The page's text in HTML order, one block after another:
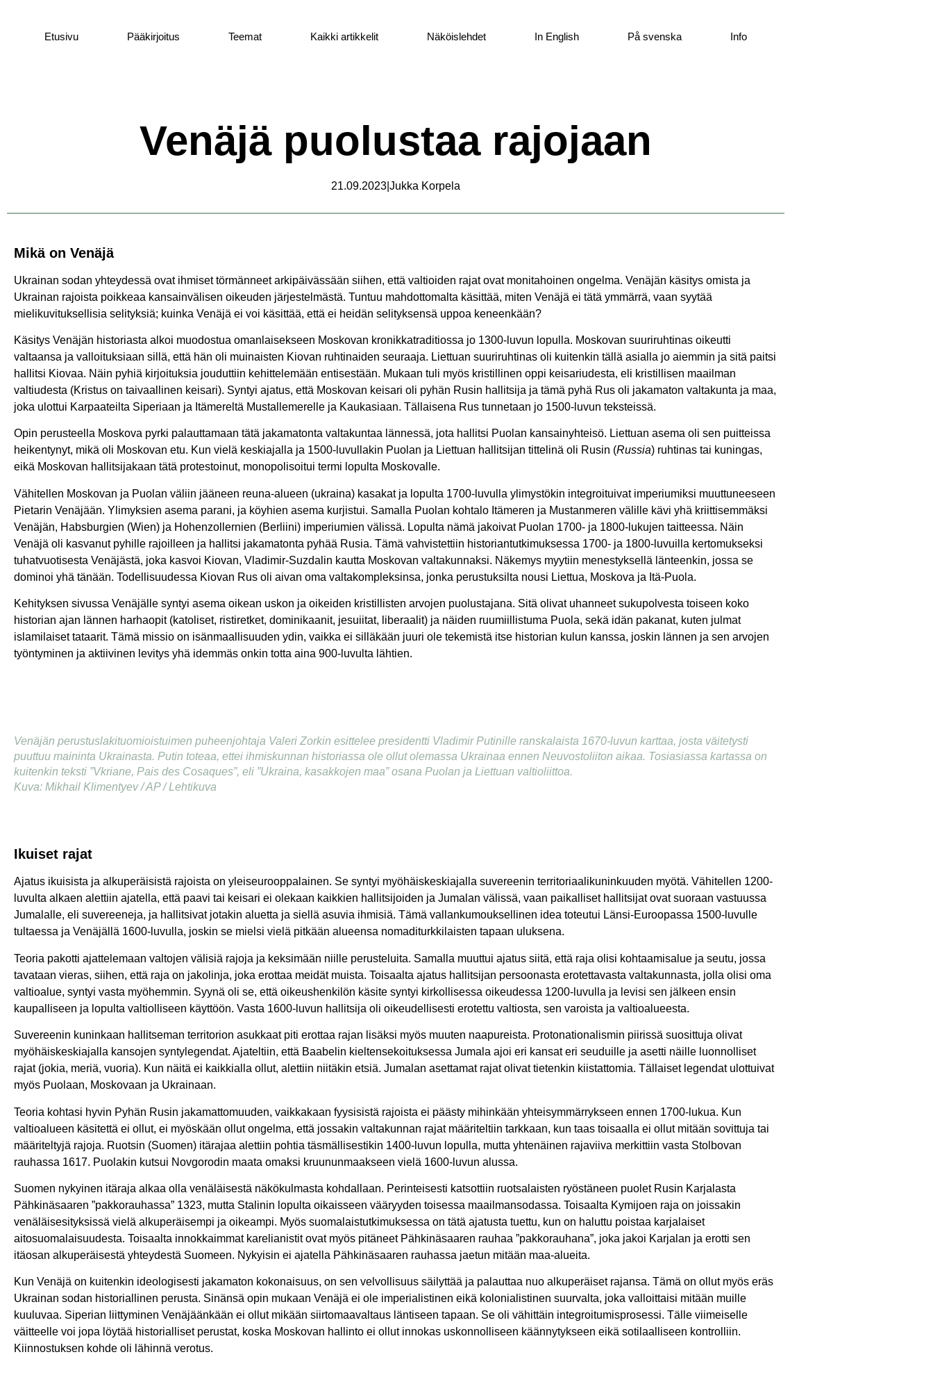
Etusivu Pääkirjoitus Teemat Kaikki artikkelit Näköislehdet In English På svenska Info
Venäjä puolustaa rajojaan
21.09.2023 Jukka Korpela
Mikä on Venäjä
Ukrainan sodan yhteydessä ovat ihmiset törmänneet arkipäivässään siihen, että valtioiden rajat ovat monitahoinen ongelma. Venäjän käsitys omista ja
Ukrainan rajoista poikkeaa kansainvälisen oikeuden järjestelmästä. Tuntuu mahdottomalta käsittää, miten Venäjä ei tätä ymmärrä, vaan syytää
mielikuvituksellisia selityksiä; kuinka Venäjä ei voi käsittää, että ei heidän selityksensä uppoa keneenkään?
Käsitys Venäjän historiasta alkoi muodostua omanlaisekseen Moskovan kronikkatraditiossa jo 1300-luvun lopulla. Moskovan suuriruhtinas oikeutti
valtaansa ja valloituksiaan sillä, että hän oli muinaisten Kiovan ruhtinaiden seuraaja. Liettuan suuriruhtinas oli kuitenkin tällä asialla jo aiemmin ja sitä paitsi
hallitsi Kiovaa. Näin pyhiä kirjoituksia jouduttiin kehittelemään entisestään. Mukaan tuli myös kristillinen oppi keisariudesta, eli kristillisen maailman
valtiudesta (Kristus on taivaallinen keisari). Syntyi ajatus, että Moskovan keisari oli pyhän Rusin hallitsija ja tämä pyhä Rus oli jakamaton valtakunta ja maa,
joka ulottui Karpaateilta Siperiaan ja Itämereltä Mustallemerelle ja Kaukasiaan. Tällaisena Rus tunnetaan jo 1500-luvun teksteissä.
Opin perusteella Moskova pyrki palauttamaan tätä jakamatonta valtakuntaa lännessä, jota hallitsi Puolan kansainyhteisö. Liettuan asema oli sen puitteissa
heikentynyt, mikä oli Moskovan etu. Kun vielä keskiajalla ja 1500-luvullakin Puolan ja Liettuan hallitsijan tittelinä oli Rusin (Russia) ruhtinas tai kuningas,
eikä Moskovan hallitsijakaan tätä protestoinut, monopolisoitui termi lopulta Moskovalle.
Vähitellen Moskovan ja Puolan väliin jääneen reuna-alueen (ukraina) kasakat ja lopulta 1700-luvulla ylimystökin integroituivat imperiumiksi muuttuneeseen
Pietarin Venäjään. Ylimyksien asema parani, ja köyhien asema kurjistui. Samalla Puolan kohtalo Itämeren ja Mustanmeren välille kävi yhä kriittisemmäksi
Venäjän, Habsburgien (Wien) ja Hohenzollernien (Berliini) imperiumien välissä. Lopulta nämä jakoivat Puolan 1700- ja 1800-lukujen taitteessa. Näin
Venäjä oli kasvanut pyhille rajoilleen ja hallitsi jakamatonta pyhää Rusia. Tämä vahvistettiin historiantutkimuksessa 1700- ja 1800-luvuilla kertomukseksi
tuhatvuotisesta Venäjästä, joka kasvoi Kiovan, Vladimir-Suzdalin kautta Moskovan valtakunnaksi. Näkemys myytiin menestyksellä länteenkin, jossa se
dominoi yhä tänään. Todellisuudessa Kiovan Rus oli aivan oma valtakompleksinsa, jonka perustuksilta nousi Liettua, Moskova ja Itä-Puola.
Kehityksen sivussa Venäjälle syntyi asema oikean uskon ja oikeiden kristillisten arvojen puolustajana. Sitä olivat uhanneet sukupolvesta toiseen koko
historian ajan lännen harhaopit (katoliset, ristiretket, dominikaanit, jesuiitat, liberaalit) ja näiden ruumiillistuma Puola, sekä idän pakanat, kuten julmat
islamilaiset tataarit. Tämä missio on isänmaallisuuden ydin, vaikka ei silläkään juuri ole tekemistä itse historian kulun kanssa, joskin lännen ja sen arvojen
työntyminen ja aktiivinen levitys yhä idemmäs onkin totta aina 900-luvulta lähtien.
Venäjän perustuslakituomioistuimen puheenjohtaja Valeri Zorkin esittelee presidentti Vladimir Putinille ranskalaista 1670-luvun karttaa, josta väitetysti
puuttuu maininta Ukrainasta. Putin toteaa, ettei ihmiskunnan historiassa ole ollut olemassa Ukrainaa ennen Neuvostoliiton aikaa. Tosiasiassa kartassa on
kuitenkin teksti ”Vkriane, Pais des Cosaques”, eli ”Ukraina, kasakkojen maa” osana Puolan ja Liettuan valtioliittoa.
Kuva: Mikhail Klimentyev / AP / Lehtikuva
Ikuiset rajat
Ajatus ikuisista ja alkuperäisistä rajoista on yleiseurooppalainen. Se syntyi myöhäiskeskiajalla suvereenin territoriaalikuninkuuden myötä. Vähitellen 1200-
luvulta alkaen alettiin ajatella, että paavi tai keisari ei olekaan kaikkien hallitsijoiden ja Jumalan välissä, vaan paikalliset hallitsijat ovat suoraan vastuussa
Jumalalle, eli suvereeneja, ja hallitsivat jotakin aluetta ja siellä asuvia ihmisiä. Tämä vallankumouksellinen idea toteutui Länsi-Euroopassa 1500-luvulle
tultaessa ja Venäjällä 1600-luvulla, joskin se mielsi vielä pitkään alueensa nomaditurkkilaisten tapaan uluksena.
Teoria pakotti ajattelemaan valtojen välisiä rajoja ja keksimään niille perusteluita. Samalla muuttui ajatus siitä, että raja olisi kohtaamisalue ja seutu, jossa
tavataan vieras, siihen, että raja on jakolinja, joka erottaa meidät muista. Toisaalta ajatus hallitsijan persoonasta erotettavasta valtakunnasta, jolla olisi oma
valtioalue, syntyi vasta myöhemmin. Syynä oli se, että oikeushenkilön käsite syntyi kirkollisessa oikeudessa 1200-luvulla ja levisi sen jälkeen ensin
kaupalliseen ja lopulta valtiolliseen käyttöön. Vasta 1600-luvun hallitsija oli oikeudellisesti erotettu valtiosta, sen varoista ja valtioalueesta.
Suvereenin kuninkaan hallitseman territorion asukkaat piti erottaa rajan lisäksi myös muuten naapureista. Protonationalismin piirissä suosittuja olivat
myöhäiskeskiajalla kansojen syntylegendat. Ajateltiin, että Baabelin kieltensekoituksessa Jumala ajoi eri kansat eri seuduille ja asetti näille luonnolliset
rajat (jokia, meriä, vuoria). Kun näitä ei kaikkialla ollut, alettiin niitäkin etsiä. Jumalan asettamat rajat olivat tietenkin kiistattomia. Tällaiset legendat ulottuivat
myös Puolaan, Moskovaan ja Ukrainaan.
Teoria kohtasi hyvin Pyhän Rusin jakamattomuuden, vaikkakaan fyysisistä rajoista ei päästy mihinkään yhteisymmärrykseen ennen 1700-lukua. Kun
valtioalueen käsitettä ei ollut, ei myöskään ollut ongelma, että jossakin valtakunnan rajat määriteltiin tarkkaan, kun taas toisaalla ei ollut mitään sovittuja tai
määriteltyjä rajoja. Ruotsin (Suomen) itärajaa alettiin pohtia täsmällisestikin 1400-luvun lopulla, mutta yhtenäinen rajaviiva merkittiin vasta Stolbovan
rauhassa 1617. Puolakin kutsui Novgorodin maata omaksi kruununmaakseen vielä 1600-luvun alussa.
Suomen nykyinen itäraja alkaa olla venäläisestä näkökulmasta kohdallaan. Perinteisesti katsottiin ruotsalaisten ryöstäneen puolet Rusin Karjalasta
Pähkinäsaaren ”pakkorauhassa” 1323, mutta Stalinin lopulta oikaisseen vääryyden toisessa maailmansodassa. Toisaalta Kymijoen raja on joissakin
venäläisesityksissä vielä alkuperäisempi ja oikeampi. Myös suomalaistutkimuksessa on tätä ajatusta tuettu, kun on haluttu poistaa karjalaiset
aitosuomalaisuudesta. Toisaalta innokkaimmat karelianistit ovat myös pitäneet Pähkinäsaaren rauhaa ”pakkorauhana”, joka jakoi Karjalan ja erotti sen
itäosan alkuperäisestä yhteydestä Suomeen. Nykyisin ei ajatella Pähkinäsaaren rauhassa jaetun mitään maa-alueita.
Kun Venäjä on kuitenkin ideologisesti jakamaton kokonaisuus, on sen velvollisuus säilyttää ja palauttaa nuo alkuperäiset rajansa. Tämä on ollut myös eräs
Ukrainan sodan historiallinen perusta. Sinänsä opin mukaan Venäjä ei ole imperialistinen eikä kolonialistinen suurvalta, joka valloittaisi mitään muille
kuuluvaa. Siperian liittyminen Venäjäänkään ei ollut mikään siirtomaavaltaus läntiseen tapaan. Se oli vähittäin integroitumisprosessi. Tälle viimeiselle
väitteelle voi jopa löytää historialliset perustat, koska Moskovan hallinto ei ollut innokas uskonnolliseen käännytykseen eikä sotilaalliseen kontrolliin.
Kiinnostuksen kohde oli lähinnä verotus.